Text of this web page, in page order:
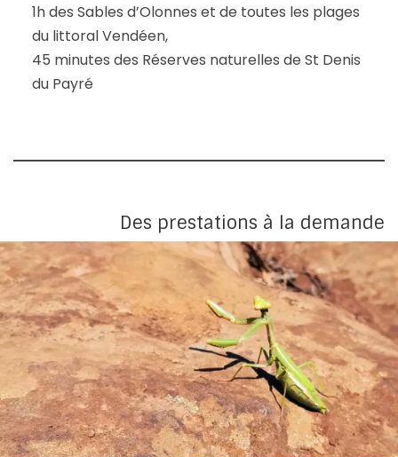
1h des Sables d’Olonnes et de toutes les plages
du littoral Vendéen,
45 minutes des Réserves naturelles de St Denis
du Payré
Des prestations à la demande